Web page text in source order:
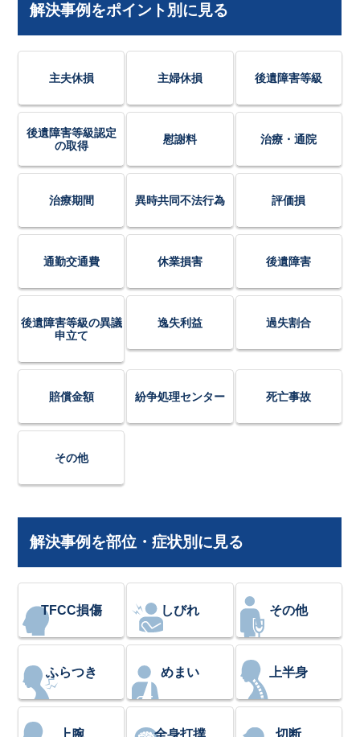
解決事例をポイント別に見る
主夫休損 主婦休損 後遺障害等級
後遺障害等級認定
の取得
慰謝料 治療・通院
治療期間 異時共同不法行為 評価損
通勤交通費 休業損害 後遺障害
後遺障害等級の異議
申立て
逸失利益 過失割合
賠償金額 紛争処理センター 死亡事故
その他
解決事例を部位・症状別に見る
TFCC損傷 しびれ その他
ふらつき めまい 上半身